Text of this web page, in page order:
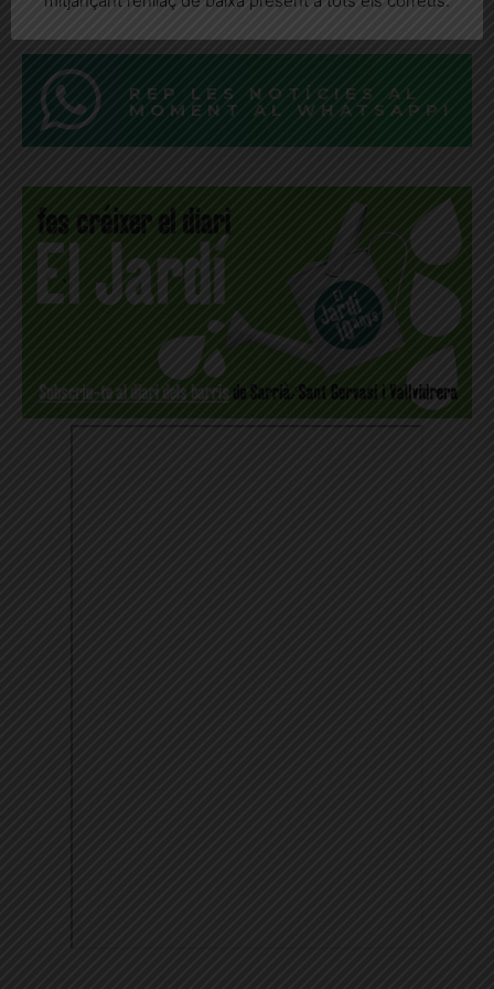
REP LES NOTÍCIES AL
MOMENT AL WHATSAPP!